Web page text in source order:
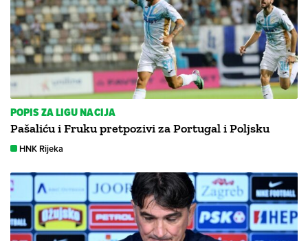
POPIS ZA LIGU NACIJA
Pašaliću i Fruku pretpozivi za Portugal i Poljsku
HNK Rijeka